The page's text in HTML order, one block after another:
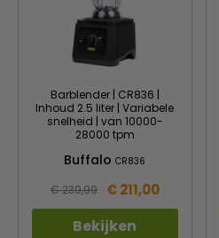
Barblender | CR836 |
Inhoud 2.5 liter | Variabele
snelheid | van 10000-
28000 tpm
BuffaloCR836
€ 239,99 € 211,00
Bekijken